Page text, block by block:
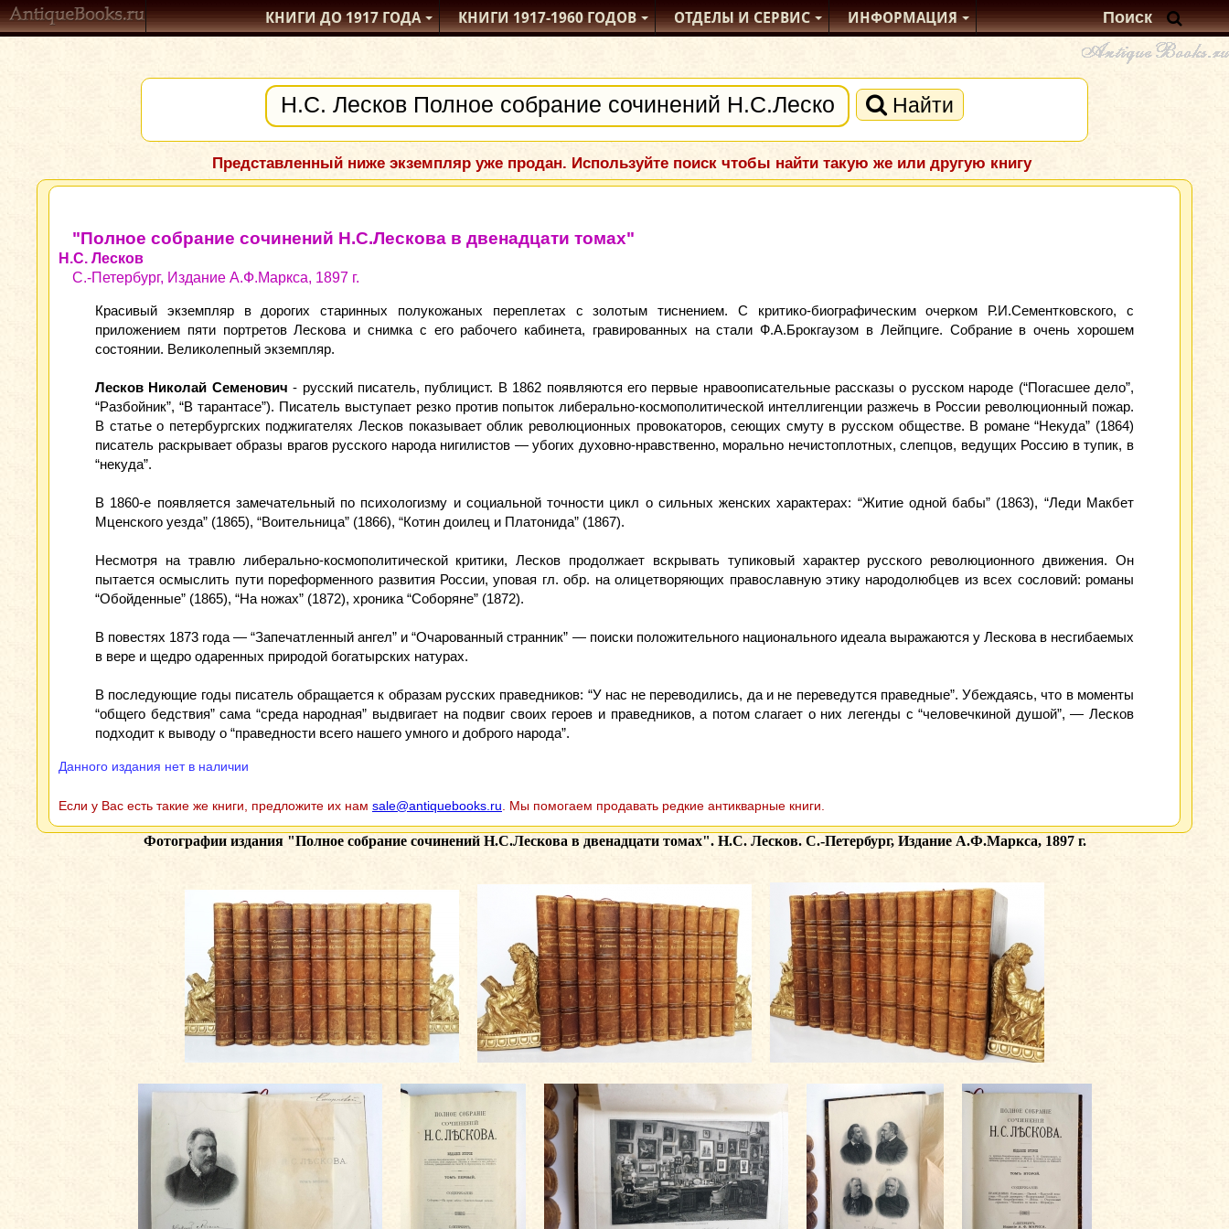
КНИГИ ДО 1917ГОДА КНИГИ1917-1960ГОДОВ ОТДЕЛЫИ СЕРВИС ИНФОРМАЦИЯ
Найти
Представленный ниже экземпляр уже продан. Используйте поиск чтобы найти такую же или другую книгу
"Полное собрание сочинений Н.С.Лескова в двенадцати томах"
Н.С. Лесков
С.-Петербург, Издание А.Ф.Маркса, 1897 г.
Красивый экземпляр в дорогих старинных полукожаных переплетах с золотым тиснением. С критико-биографическим очерком Р.И.Сементковского, с
приложением пяти портретов Лескова и снимка с его рабочего кабинета, гравированных на стали Ф.А.Брокгаузом в Лейпциге. Собрание в очень хорошем
состоянии. Великолепный экземпляр.
Лесков Николай Семенович - русский писатель, публицист. В 1862 появляются его первые нравоописательные рассказы о русском народе (“Погасшее дело”,
“Разбойник”, “В тарантасе”). Писатель выступает резко против попыток либерально-космополитической интеллигенции разжечь в России революционный пожар.
В статье о петербургских поджигателях Лесков показывает облик революционных провокаторов, сеющих смуту в русском обществе. В романе “Некуда” (1864)
писатель раскрывает образы врагов русского народа нигилистов — убогих духовно-нравственно, морально нечистоплотных, слепцов, ведущих Россию в тупик, в
“некуда”.
В 1860-е появляется замечательный по психологизму и социальной точности цикл о сильных женских характерах: “Житие одной бабы” (1863), “Леди Макбет
Мценского уезда” (1865), “Воительница” (1866), “Котин доилец и Платонида” (1867).
Несмотря на травлю либерально-космополитической критики, Лесков продолжает вскрывать тупиковый характер русского революционного движения. Он
пытается осмыслить пути пореформенного развития России, уповая гл. обр. на олицетворяющих православную этику народолюбцев из всех сословий: романы
“Обойденные” (1865), “На ножах” (1872), хроника “Соборяне” (1872).
В повестях 1873 года — “Запечатленный ангел” и “Очарованный странник” — поиски положительного национального идеала выражаются у Лескова в несгибаемых
в вере и щедро одаренных природой богатырских натурах.
В последующие годы писатель обращается к образам русских праведников: “У нас не переводились, да и не переведутся праведные”. Убеждаясь, что в моменты
“общего бедствия” сама “среда народная” выдвигает на подвиг своих героев и праведников, а потом слагает о них легенды с “человечкиной душой”, — Лесков
подходит к выводу о “праведности всего нашего умного и доброго народа”.
Данного издания нет в наличии
Если у Вас есть такие же книги, предложите их нам sale@antiquebooks.ru . Мы помогаем продавать редкие антикварные книги.
Фотографии издания "Полное собрание сочинений Н.С.Лескова в двенадцати томах". Н.С. Лесков. С.-Петербург, Издание А.Ф.Маркса, 1897 г.